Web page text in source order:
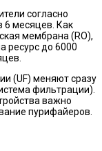
согласно
6 месяцев. Как
мембрана (RO),
ресурс до 6000
(UF) меняют сразу
фильтрации).
важно
пурифайеров.